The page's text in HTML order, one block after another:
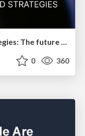
Impact Scores and Hybrid Strategies: The future of link building
0 360